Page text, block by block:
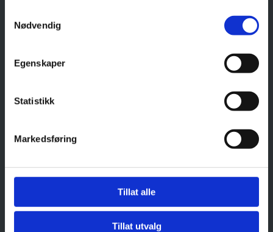
Nødvendig
Egenskaper
Statistikk
Markedsføring
Tillat alle
Tillat utvalg